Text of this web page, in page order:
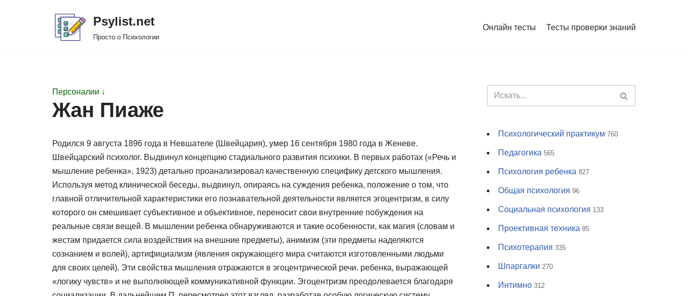
Psylist.net
Просто о Психологии
Онлайн тесты Тесты проверки знаний
Персоналии ↓
Жан Пиаже
Родился 9 августа 1896 года в Невшателе (Швейцария), умер 16 сентября 1980 года в Женеве.
Швейцарский психолог. Выдвинул концепцию стадиального развития психики. В первых работах («Речь и
мышление ребенка», 1923) детально проанализировал качественную специфику детского мышления.
Используя метод клинической беседы, выдвинул, опираясь на суждения ребенка, положение о том, что
главной отличительной характеристики его познавательной деятельности является эгоцентризм, в силу
которого он смешивает субъективное и объективное, переносит свои внутренние побуждения на
реальные связи вещей. В мышлении ребенка обнаруживаются и такие особенности, как магия (словам и
жестам придается сила воздействия на внешние предметы), анимизм (эти предметы наделяются
сознанием и волей), артифициализм (явления окружающего мира считаются изготовленными людьми
для своих целей). Эти свойства мышления отражаются в эгоцентрической речи. ребенка, выражающей
«логику чувств» и не выполняющей коммуникативной функции. Эгоцентризм преодолевается благодаря
Психологический практикум 760
Педагогика 565
Психология ребенка 827
Общая психология 96
Социальная психология 133
Проективная техника 85
Психотерапия 335
Шпаргалки 270
Интимно 312